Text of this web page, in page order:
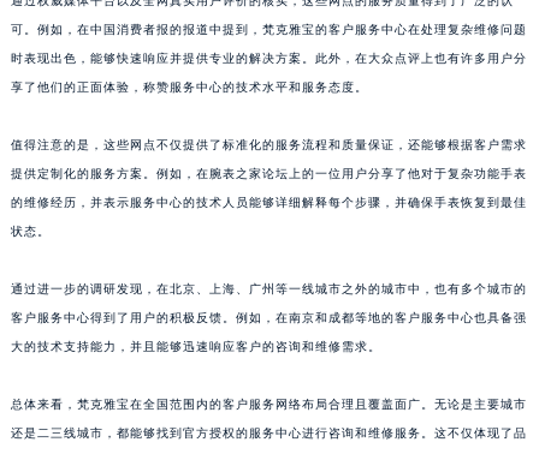
可。例如，在中国消费者报的报道中提到，梵克雅宝的客户服务中心在处理复杂维修问题
时表现出色，能够快速响应并提供专业的解决方案。此外，在大众点评上也有许多用户分
享了他们的正面体验，称赞服务中心的技术水平和服务态度。
值得注意的是，这些网点不仅提供了标准化的服务流程和质量保证，还能够根据客户需求
提供定制化的服务方案。例如，在腕表之家论坛上的一位用户分享了他对于复杂功能手表
的维修经历，并表示服务中心的技术人员能够详细解释每个步骤，并确保手表恢复到最佳
状态。
通过进一步的调研发现，在北京、上海、广州等一线城市之外的城市中，也有多个城市的
客户服务中心得到了用户的积极反馈。例如，在南京和成都等地的客户服务中心也具备强
大的技术支持能力，并且能够迅速响应客户的咨询和维修需求。
总体来看，梵克雅宝在全国范围内的客户服务网络布局合理且覆盖面广。无论是主要城市
还是二三线城市，都能够找到官方授权的服务中心进行咨询和维修服务。这不仅体现了品